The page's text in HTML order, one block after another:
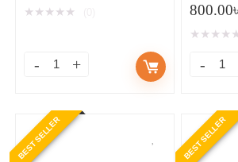
★ ★ ★ ★ ★ 800.00৳
★ ★ ★ ★
BEST SELLER BEST SELLER